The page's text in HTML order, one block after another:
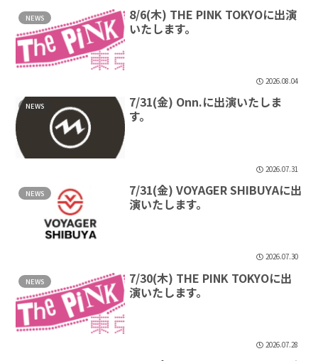
NEWS
8/6(木) THE PINK TOKYOに出演
いたします。
2026.08.04
NEWS
7/31(金) Onn.に出演いたしま
す。
2026.07.31
NEWS
7/31(金) VOYAGER SHIBUYAに出
演いたします。
2026.07.30
NEWS
7/30(木) THE PINK TOKYOに出
演いたします。
2026.07.28